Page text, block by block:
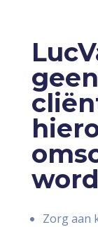
Zorg aan